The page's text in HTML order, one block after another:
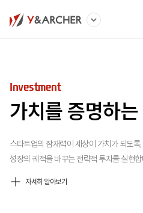
Ecosystem
미래를 연결하는
새로운 가치를 만드는 시장을 직접 만들어내고
기업의 성장이 생태계의 동력이 되도록 돕
Accelerating
가능성을 실현하는
세상 곳곳의 숨은 아이디어를 발굴하고,
함께 고민하며 더 큰 가능성의 세계로 연결
자세히 알아보기
Investment
가치를 증명하는
스타트업의 잠재력이 세상이 가치가 되도록,
성장의 궤적을 바꾸는 전략적 투자를 실현
자세히 알아보기
Ecosystem
미래를 연결하는
새로운 가치를 만드는 시장을 직접 만들어내고
기업의 성장이 생태계의 동력이 되도록 돕
Accelerating
가능성을 실현하는
세상 곳곳의 숨은 아이디어를 발굴하고,
함께 고민하며 더 큰 가능성의 세계로 연결
자세히 알아보기